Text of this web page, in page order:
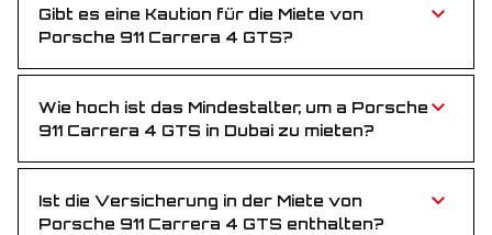
die Geschwindigkeit und Stil suchen.
Gibt es eine Kaution für die Miete von
Porsche 911 Carrera 4 GTS?
GTS ist keine Kaution erforderlich. Buchen Sie ganz
ohne Vorauszahlung.
Wie hoch ist das Mindestalter, um a Porsche
911 Carrera 4 GTS in Dubai zu mieten?
Porsche 911 Carrera 4 GTS in Dubai zu mieten – so
stellen wir erfahrene Hände am Steuer sicher.
Ist die Versicherung in der Miete von
Porsche 911 Carrera 4 GTS enthalten?